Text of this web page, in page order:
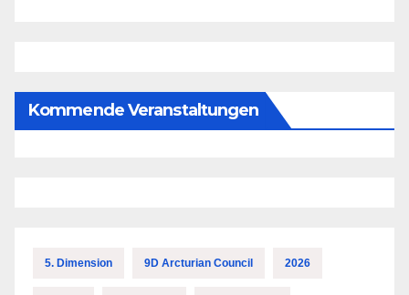
Kommende Veranstaltungen
5. Dimension 9D Arcturian Council 2026